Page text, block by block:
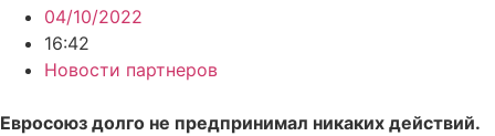
04/10/2022
16:42
Новости партнеров
Евросоюз долго не предпринимал никаких действий.